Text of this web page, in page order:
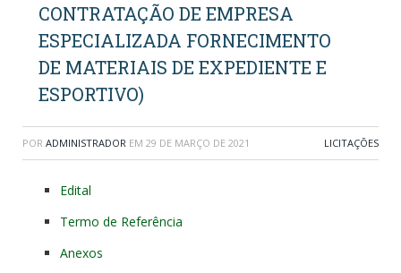
CONTRATAÇÃO DE EMPRESA
ESPECIALIZADA FORNECIMENTO
DE MATERIAIS DE EXPEDIENTE E
ESPORTIVO)
POR ADMINISTRADOR EM 29 DE MARÇO DE 2021 LICITAÇÕES
Edital
Termo de Referência
Anexos